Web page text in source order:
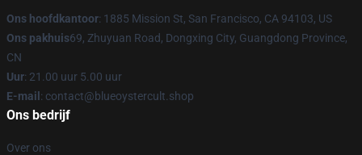
Ons hoofdkantoor: 1885 Mission St, San Francisco, CA 94103, US
Ons pakhuis69, Zhuyuan Road, Dongxing City, Guangdong Province,
CN
Uur: 21.00 uur 5.00 uur
E-mail : contact@blueoystercult.shop
Ons bedrijf
Over ons